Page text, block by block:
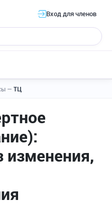
Вход для членов
— ТЦ
изменения,